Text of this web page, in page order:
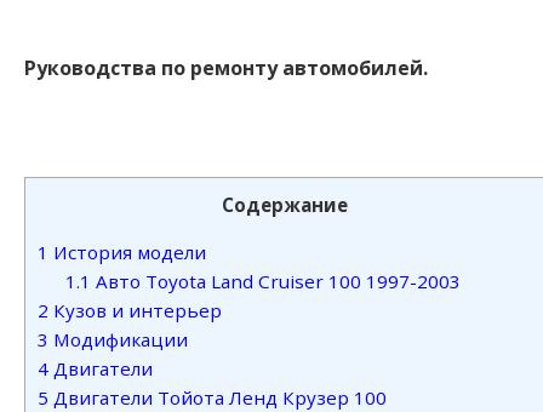
Руководства по ремонту автомобилей.
Содержание
1 История модели
1.1 Авто Toyota Land Cruiser 100 1997-2003
2 Кузов и интерьер
3 Модификации
4 Двигатели
5 Двигатели Тойота Ленд Крузер 100